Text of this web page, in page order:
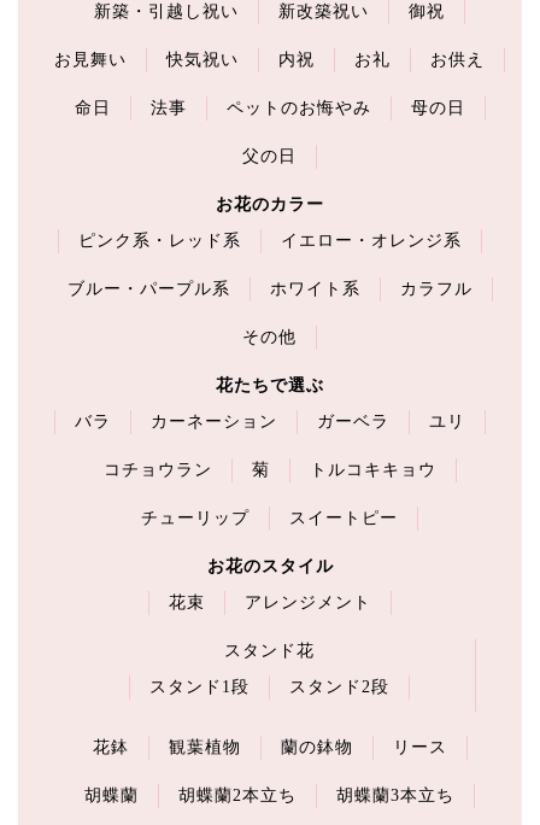
新築・引越し祝い 新改築祝い 御祝
お見舞い 快気祝い 内祝 お礼 お供え
命日 法事 ペットのお悔やみ 母の日
父の日
お花のカラー
ピンク系・レッド系
イエロー・オレンジ系
ブルー・パープル系 ホワイト系 カラフル
その他
花たちで選ぶ
バラ
カーネーション ガーベラ ユリ
コチョウラン 菊 トルコキキョウ
チューリップ スイートピー
お花のスタイル
花束
アレンジメント
スタンド花
スタンド1段
スタンド2段
花鉢 観葉植物 蘭の鉢物 リース
胡蝶蘭 胡蝶蘭2本立ち 胡蝶蘭3本立ち